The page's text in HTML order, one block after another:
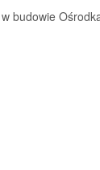
budowie